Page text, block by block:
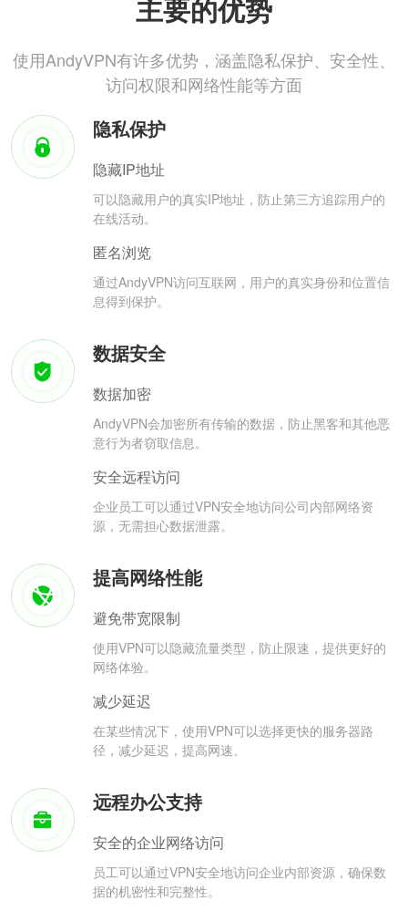
主要的优势
使用AndyVPN有许多优势，涵盖隐私保护、安全性、
访问权限和网络性能等方面
隐私保护
隐藏IP地址
可以隐藏用户的真实IP地址，防止第三方追踪用户的
在线活动。
匿名浏览
通过AndyVPN访问互联网，用户的真实身份和位置信
息得到保护。
数据安全
数据加密
AndyVPN会加密所有传输的数据，防止黑客和其他恶
意行为者窃取信息。
安全远程访问
企业员工可以通过VPN安全地访问公司内部网络资
源，无需担心数据泄露。
提高网络性能
避免带宽限制
使用VPN可以隐藏流量类型，防止限速，提供更好的
网络体验。
减少延迟
在某些情况下，使用VPN可以选择更快的服务器路
径，减少延迟，提高网速。
远程办公支持
安全的企业网络访问
员工可以通过VPN安全地访问企业内部资源，确保数
据的机密性和完整性。